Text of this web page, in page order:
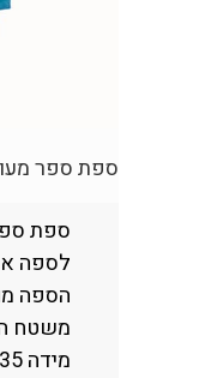
ספת ספר
ספת
לספה
הספה
משטח המזרן בגוון רומא 8295,
מידה 200/135 ס”מ, גובה המזרן כ-50 ס”מ.